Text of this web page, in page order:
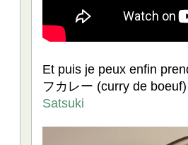
Et puis je peux enfin
フカレー (curry de
Satsuki